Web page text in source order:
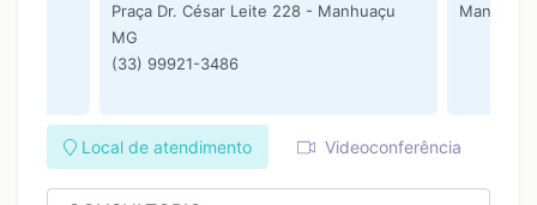
Praça Dr. César Leite 228 - Manhuaçu
MG
(33) 99921-3486
Local de atendimento Videoconferência